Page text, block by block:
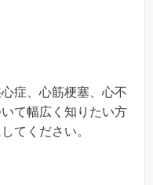
症、心筋梗塞、心不
て幅広く知りたい方
てください。